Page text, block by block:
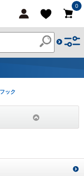
0
ック